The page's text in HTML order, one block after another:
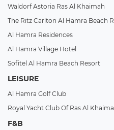
Waldorf Astoria Ras Al Khaimah
The Ritz Carlton Al Hamra Beach
Al Hamra Residences
Al Hamra Village Hotel
Sofitel Al Hamra Beach Resort
LEISURE
Al Hamra Golf Club
Royal Yacht Club Of Ras Al
F&B